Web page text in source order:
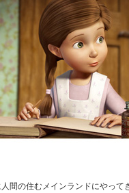
間の住むメインランドにやっ